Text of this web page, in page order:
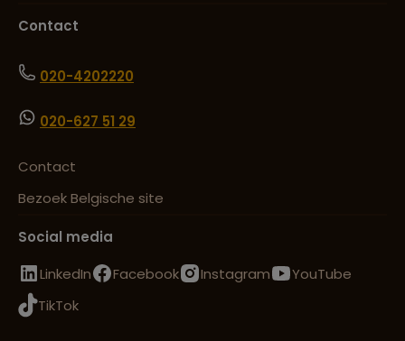
Contact
020-4202220
020-627 51 29
Contact
Bezoek Belgische site
Social media
LinkedIn
Facebook Instagram
YouTube
TikTok